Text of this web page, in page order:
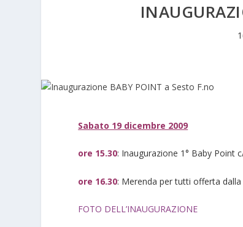
Sabato 19 dicembre 2009
ore 15.30: Inaugurazione 1° Baby Point
ore 16.30: Merenda per tutti offerta dalla
FOTO DELL’INAUGURAZIONE